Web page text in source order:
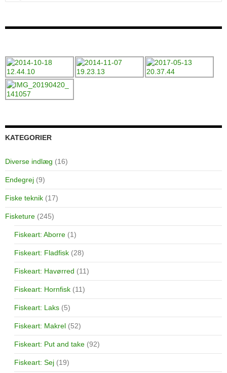
efter:
KATEGORIER
Diverse indlæg (16)
Endegrej (9)
Fiske teknik (17)
Fisketure (245)
Fiskeart: Aborre (1)
Fiskeart: Fladfisk (28)
Fiskeart: Havørred (11)
Fiskeart: Hornfisk (11)
Fiskeart: Laks (5)
Fiskeart: Makrel (52)
Fiskeart: Put and take (92)
Fiskeart: Sej (19)